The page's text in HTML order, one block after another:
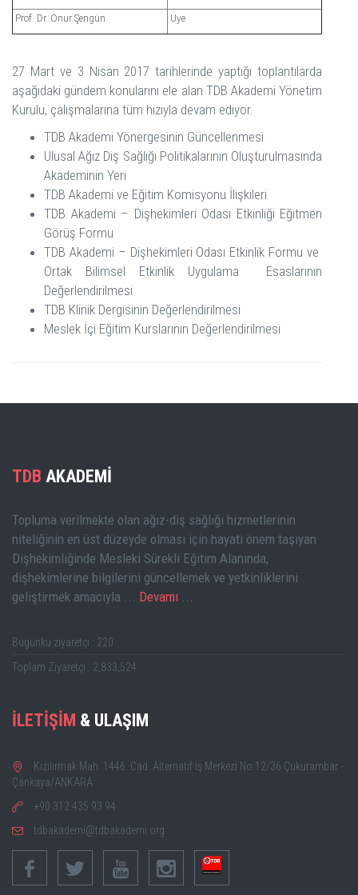
Prof. Dr. Onur Şengün Üye
27 Mart ve 3 Nisan 2017 tarihlerinde yaptığı toplantılarda
aşağıdaki gündem konularını ele alan TDB Akademi Yönetim
Kurulu, çalışmalarına tüm hızıyla devam ediyor.
TDB Akademi Yönergesinin Güncellenmesi
Ulusal Ağız Diş Sağlığı Politikalarının Oluşturulmasında
Akademinin Yeri
TDB Akademi ve Eğitim Komisyonu İlişkileri
TDB Akademi – Dişhekimleri Odası Etkinliği Eğitmen
Görüş Formu
TDB Akademi – Dişhekimleri Odası Etkinlik Formu ve
Ortak Bilimsel Etkinlik Uygulama Esaslarının
Değerlendirilmesi
TDB Klinik Dergisinin Değerlendirilmesi
Meslek İçi Eğitim Kurslarının Değerlendirilmesi
TDB AKADEMİ
Topluma verilmekte olan ağız-diş sağlığı hizmetlerinin
niteliğinin en üst düzeyde olması için hayati önem taşıyan
Dişhekimliğinde Mesleki Sürekli Eğitim Alanında,
dişhekimlerine bilgilerini güncellemek ve yetkinliklerini
geliştirmek amacıyla ... Devamı ...
Bugünkü ziyaretçi : 220
Toplam Ziyaretçi : 2,833,524
İLETİŞİM & ULAŞIM
Kızılırmak Mah. 1446. Cad. Alternatif İş Merkezi No:12/36 Çukurambar -
Çankaya/ANKARA
+90 312 435 93 94
tdbakademi@tdbakademi.org